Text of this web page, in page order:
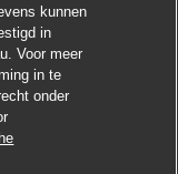
kunnen
in
Voor meer
in te
onder